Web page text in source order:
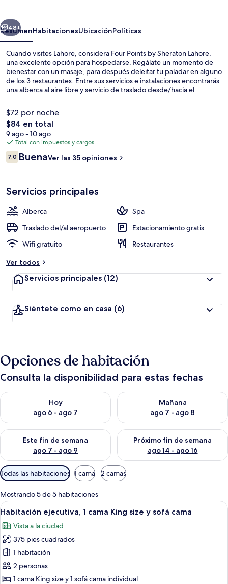
Lahore
Siguiente
48+
ResumenHabitacionesUbicaciónPolíticas
Cuando visites Lahore, considera Four Points by Sheraton Lahore,
una excelente opción para hospedarse. Regálate un momento de
bienestar con un masaje, para después deleitar tu paladar en alguno
de los 3 restaurantes. Entre sus servicios e instalaciones encontrarás
una alberca al aire libre y servicio de traslado desde/hacia el
microondas.
$72 por noche
El
precio
total
es
de
$84 en total
9 ago - 10 ago
Total con impuestos y cargos
Opiniones
7.07.0 de 10,
BuenaVer las 35 opiniones
Servicios principales
Alberca
Spa
Traslado del/al aeropuerto
Estacionamiento gratis
Wifi gratuito
Restaurantes
Ver todos
Servicios principales (12)
Siéntete como en casa (6)
Opciones de habitación
Consulta la disponibilidad para estas fechas
Hoy
ago 6 - ago 7
Consulta la disponibilidad para hoy ago 6 - ago 7
Mañana
ago 7 - ago 8
Consulta la disponibilidad
Este fin de semana
ago 7 - ago 9
Consulta la disponibilidad para este fin de semana ago 7 -
Próximo fin de semana
ago 14 - ago 16
Consulta la disponibilidad
Filtros
disponibles
para
las
habitaciones
Todas las habitaciones 1 cama 2 camas
Mostrando 5 de 5 habitaciones
Abrir
todas
las
fotos
de
Habitación
ejecutiva,
Tina de hidromasaje, amenidades
6
Habitación ejecutiva, 1 cama King size y sofá cama
Vista a la ciudad
375 pies cuadrados
1 habitación
2 personas
1 cama King size y 1 sofá cama individual